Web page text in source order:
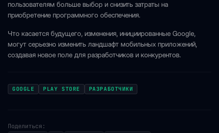
пользователям больше выбор и снизить затраты на
приобретение программного обеспечения.
Что касается будущего, изменения, инициированные Google,
могут серьезно изменить ландшафт мобильных приложений,
создавая новое поле для разработчиков и конкурентов.
GOOGLE PLAY STORE РАЗРАБОТЧИКИ
Поделиться: